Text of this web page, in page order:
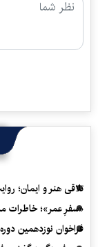
تلاقی هنر و ایمان؛
«سفرِ عمر»؛ خاطرات
فراخوان نوزدهمین